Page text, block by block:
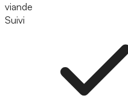
viande
Suivi